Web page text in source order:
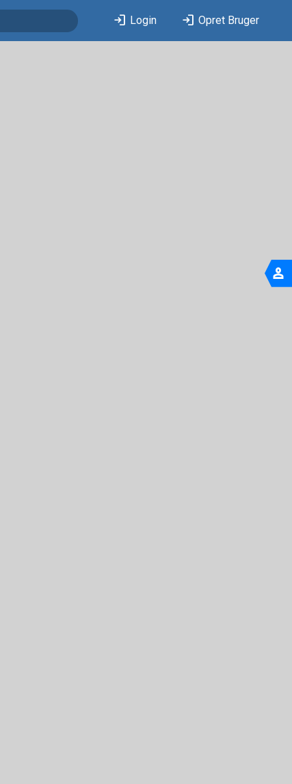
login Login login Opret Bruger
person